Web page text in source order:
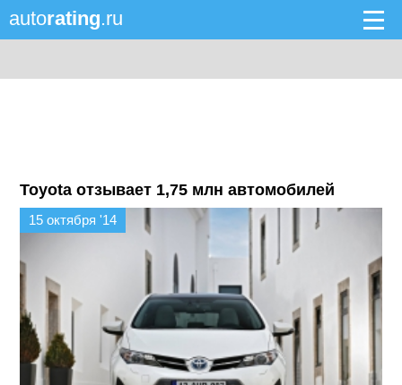
autorating.ru
Toyota отзывает 1,75 млн автомобилей
15 октября '14